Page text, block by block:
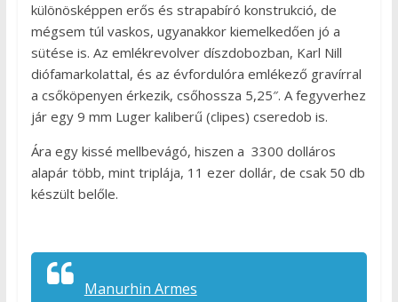
különösképpen erős és strapabíró konstrukció, de
mégsem túl vaskos, ugyanakkor kiemelkedően jó a
sütése is. Az emlékrevolver díszdobozban, Karl Nill
diófamarkolattal, és az évfordulóra emlékező gravírral
a csőköpenyen érkezik, csőhossza 5,25″. A fegyverhez
jár egy 9 mm Luger kaliberű (clipes) cseredob is.
Ára egy kissé mellbevágó, hiszen a 3300 dolláros
alapár több, mint triplája, 11 ezer dollár, de csak 50 db
készült belőle.
Manurhin Armes